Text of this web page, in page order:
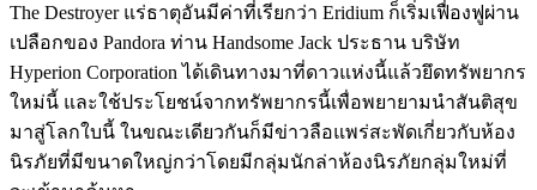
The Destroyer แร่ธาตุอันมีค่าที่เรียกว่า Eridium ก็เริ่มเฟื่องฟูผ่าน
เปลือกของ Pandora ท่าน Handsome Jack ประธาน บริษัท
Hyperion Corporation ได้เดินทางมาที่ดาวแห่งนี้แล้วยึดทรัพยากร
ใหม่นี้ และใช้ประโยชน์จากทรัพยากรนี้เพื่อพยายามนำสันติสุข
มาสู่โลกใบนี้ ในขณะเดียวกันก็มีข่าวลือแพร่สะพัดเกี่ยวกับห้อง
นิรภัยที่มีขนาดใหญ่กว่าโดยมีกลุ่มนักล่าห้องนิรภัยกลุ่มใหม่ที่